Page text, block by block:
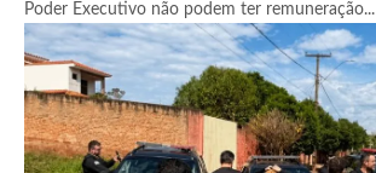
Poder Executivo não podem ter remuneração...